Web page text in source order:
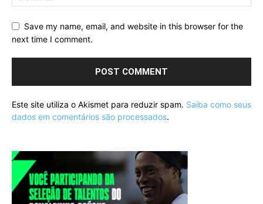
Save my name, email, and website in this browser for the
next time I comment.
Este site utiliza o Akismet para reduzir spam. Saiba como seus
dados em comentários são processados.